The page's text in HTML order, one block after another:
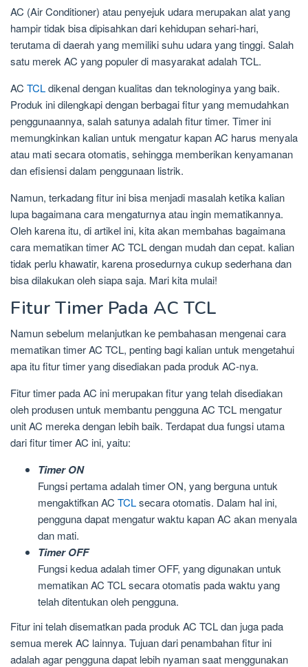
AC (Air Conditioner) atau penyejuk udara merupakan alat yang
hampir tidak bisa dipisahkan dari kehidupan sehari-hari,
terutama di daerah yang memiliki suhu udara yang tinggi. Salah
satu merek AC yang populer di masyarakat adalah TCL.
AC TCLdikenal dengan kualitas dan teknologinya yang baik.
Produk ini dilengkapi dengan berbagai fitur yang memudahkan
penggunaannya, salah satunya adalah fitur timer. Timer ini
memungkinkan kalian untuk mengatur kapan AC harus menyala
atau mati secara otomatis, sehingga memberikan kenyamanan
dan efisiensi dalam penggunaan listrik.
Namun, terkadang fitur ini bisa menjadi masalah ketika kalian
lupa bagaimana cara mengaturnya atau ingin mematikannya.
Oleh karena itu, di artikel ini, kita akan membahas bagaimana
cara mematikan timer AC TCL dengan mudah dan cepat. kalian
tidak perlu khawatir, karena prosedurnya cukup sederhana dan
bisa dilakukan oleh siapa saja. Mari kita mulai!
Fitur Timer Pada AC TCL
Namun sebelum melanjutkan ke pembahasan mengenai cara
mematikan timer AC TCL, penting bagi kalian untuk mengetahui
apa itu fitur timer yang disediakan pada produk AC-nya.
Fitur timer pada AC ini merupakan fitur yang telah disediakan
oleh produsen untuk membantu pengguna AC TCL mengatur
unit AC mereka dengan lebih baik. Terdapat dua fungsi utama
dari fitur timer AC ini, yaitu:
Timer ON
Fungsi pertama adalah timer ON, yang berguna untuk
mengaktifkan AC TCLsecara otomatis. Dalam hal ini,
pengguna dapat mengatur waktu kapan AC akan menyala
dan mati.
Timer OFF
Fungsi kedua adalah timer OFF, yang digunakan untuk
mematikan AC TCL secara otomatis pada waktu yang
telah ditentukan oleh pengguna.
Fitur ini telah disematkan pada produk AC TCL dan juga pada
semua merek AC lainnya. Tujuan dari penambahan fitur ini
adalah agar pengguna dapat lebih nyaman saat menggunakan